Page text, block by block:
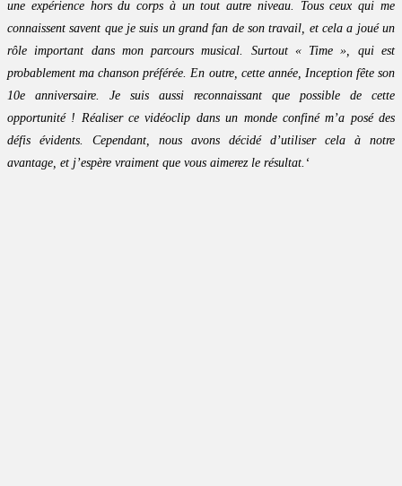
une expérience hors du corps à un tout autre niveau. Tous ceux qui me
connaissent savent que je suis un grand fan de son travail, et cela a joué un
rôle important dans mon parcours musical. Surtout « Time », qui est
probablement ma chanson préférée. En outre, cette année, Inception fête son
10e anniversaire. Je suis aussi reconnaissant que possible de cette
opportunité ! Réaliser ce vidéoclip dans un monde confiné m’a posé des
défis évidents. Cependant, nous avons décidé d’utiliser cela à notre
avantage, et j’espère vraiment que vous aimerez le résultat. ‘